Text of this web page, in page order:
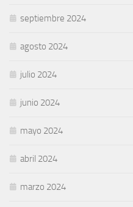
septiembre 2024
agosto 2024
julio 2024
junio 2024
mayo 2024
abril 2024
marzo 2024